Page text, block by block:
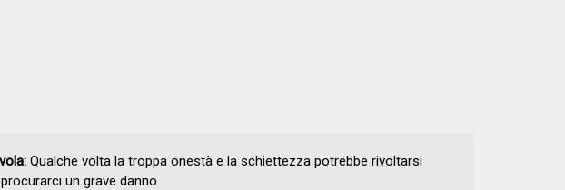
Qualche volta la troppa onestà e la schiettezza potrebbe rivoltarsi
un grave danno